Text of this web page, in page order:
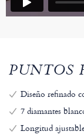
PUNTOS
Diseño refinado
7 diamantes
Longitud